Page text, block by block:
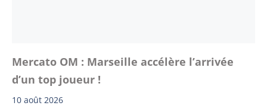
Mercato OM : Marseille accélère l’arrivée
d’un top joueur !
10 août 2026